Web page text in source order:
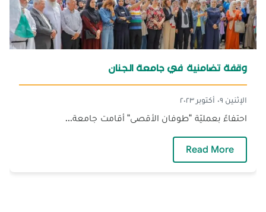
وقفة تضامنية في جامعة الجنان
الإثنين ٠٩ أكتوبر ٢٠٢٣
احتفاءً بعمليّة "طوفان الأقصى" أقامت جامعة...
Read More